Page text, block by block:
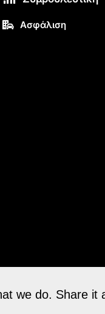
Ασφάλιση
we do. Share it